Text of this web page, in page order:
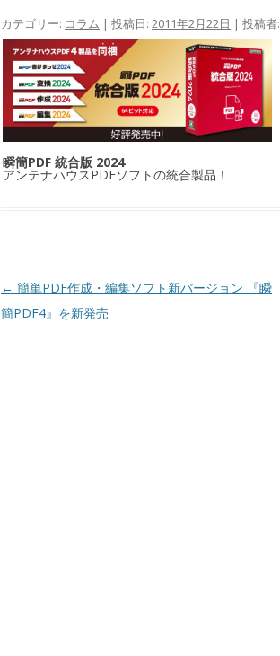
カテゴリー: コラム | 投稿日: 2011年2月22日 | 投稿者:
瞬簡PDF 統合版 2024
アンテナハウスPDFソフトの統合製品！
投稿ナビゲーション
← 簡単PDF作成・編集ソフト新バージョン 『瞬
簡PDF4』を新発売